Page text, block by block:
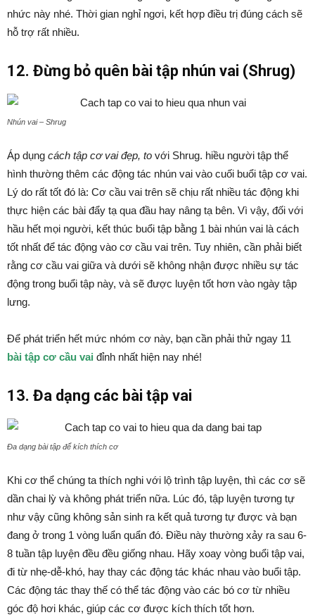
nhức này nhé. Thời gian nghỉ ngơi, kết hợp điều trị đúng cách sẽ
hỗ trợ rất nhiều.
12. Đừng bỏ quên bài tập nhún vai (Shrug)
Nhún vai – Shrug
Áp dụng cách tập cơ vai đẹp, to với Shrug. hiều người tập thể
hình thường thêm các động tác nhún vai vào cuối buổi tập cơ vai.
Lý do rất tốt đó là: Cơ cầu vai trên sẽ chịu rất nhiều tác động khi
thực hiện các bài đẩy tạ qua đầu hay nâng tạ bên. Vì vậy, đối với
hầu hết mọi người, kết thúc buổi tập bằng 1 bài nhún vai là cách
tốt nhất để tác động vào cơ cầu vai trên. Tuy nhiên, cần phải biết
rằng cơ cầu vai giữa và dưới sẽ không nhận được nhiều sự tác
động trong buổi tập này, và sẽ được luyện tốt hơn vào ngày tập
lưng.
Để phát triển hết mức nhóm cơ này, bạn cần phải thử ngay 11
bài tập cơ cầu vai đỉnh nhất hiện nay nhé!
13. Đa dạng các bài tập vai
Đa dạng bài tập để kích thích cơ
Khi cơ thể chúng ta thích nghi với lộ trình tập luyện, thì các cơ sẽ
dần chai lỳ và không phát triển nữa. Lúc đó, tập luyện tương tự
như vậy cũng không sản sinh ra kết quả tương tự được và bạn
đang ở trong 1 vòng luẩn quẩn đó. Điều này thường xảy ra sau 6-
8 tuần tập luyện đều đều giống nhau. Hãy xoay vòng buổi tập vai,
đi từ nhẹ-dễ-khó, hay thay các động tác khác nhau vào buổi tập.
Các động tác thay thế có thể tác động vào các bó cơ từ nhiều
góc độ hơi khác, giúp các cơ được kích thích tốt hơn.